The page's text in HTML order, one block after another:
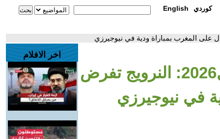
English كوردي
- استعدادا لمونديال2026: النرويج تفرض
في نيوجيرزي
اخر الافلام